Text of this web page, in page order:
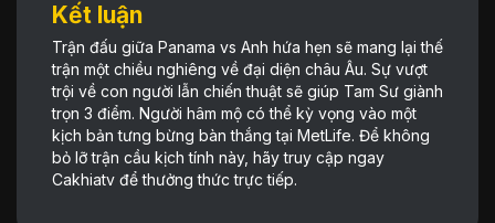
Kết luận
Trận đấu giữa Panama vs Anh hứa hẹn sẽ mang lại thế
trận một chiều nghiêng về đại diện châu Âu. Sự vượt
trội về con người lẫn chiến thuật sẽ giúp Tam Sư giành
trọn 3 điểm. Người hâm mộ có thể kỳ vọng vào một
kịch bản tưng bừng bàn thắng tại MetLife. Để không
bỏ lỡ trận cầu kịch tính này, hãy truy cập ngay
Cakhiatv để thưởng thức trực tiếp.